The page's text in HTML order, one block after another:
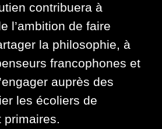
contribuera à
l’ambition de faire
la philosophie, à
francophones et
auprès des
les écoliers de
primaires.